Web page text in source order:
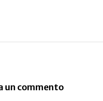
un commento